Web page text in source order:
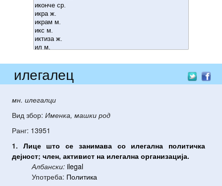
илегалец
мн. илегалци
Вид збор: Именка, машки род
Ранг: 13951
1. Лице што се занимава со илегална политичка
дејност; член, активист на илегална организација.
Албански: ilegal
Употреба: Политика